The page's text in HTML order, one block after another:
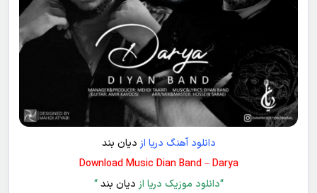
دانلود آهنگ دریا ازدیان بند
Download Music Dian Band – Darya
“دانلود موزیک دریا ازدیان بند“